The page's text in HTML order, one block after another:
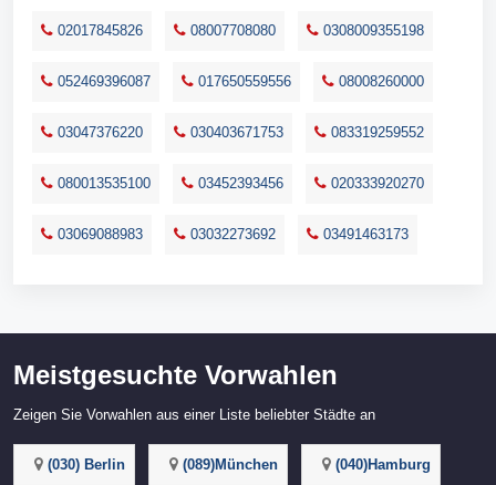
02017845826 08007708080 0308009355198
052469396087 017650559556 08008260000
03047376220 030403671753 083319259552
080013535100 03452393456 020333920270
03069088983 03032273692 03491463173
Meistgesuchte Vorwahlen
Zeigen Sie Vorwahlen aus einer Liste beliebter Städte an
(030) Berlin (089)München (040)Hamburg